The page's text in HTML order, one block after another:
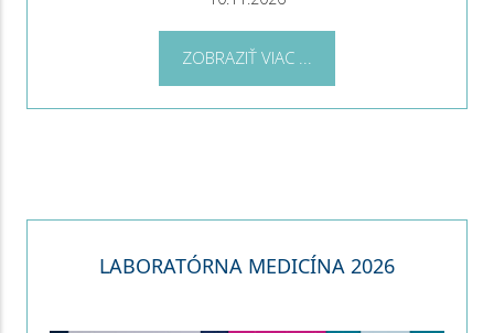
ZOBRAZIŤ VIAC ...
LABORATÓRNA MEDICÍNA 2026